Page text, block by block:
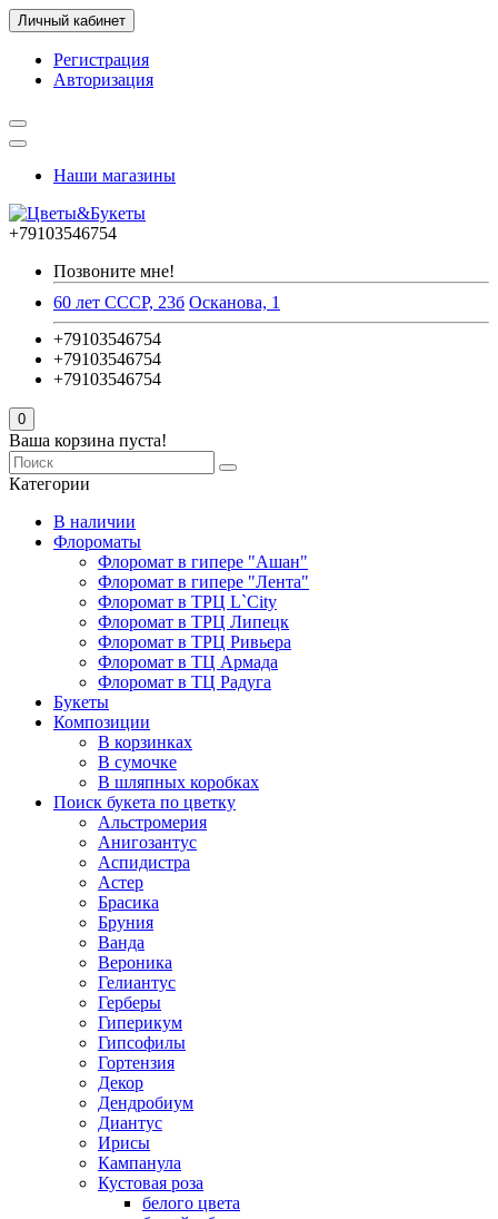
Личный кабинет
Регистрация
Авторизация
Наши магазины
+79103546754
Позвоните мне!
60 лет СССР, 23б Осканова, 1
+79103546754
+79103546754
+79103546754
0
Ваша корзина пуста!
Категории
В наличии
Флороматы
Флоромат в гипере "Ашан"
Флоромат в гипере "Лента"
Флоромат в ТРЦ L`City
Флоромат в ТРЦ Липецк
Флоромат в ТРЦ Ривьера
Флоромат в ТЦ Армада
Флоромат в ТЦ Радуга
Букеты
Композиции
В корзинках
В сумочке
В шляпных коробках
Поиск букета по цветку
Альстромерия
Анигозантус
Аспидистра
Астер
Брасика
Бруния
Ванда
Вероника
Гелиантус
Герберы
Гиперикум
Гипсофилы
Гортензия
Декор
Дендробиум
Диантус
Ирисы
Кампанула
Кустовая роза
белого цвета